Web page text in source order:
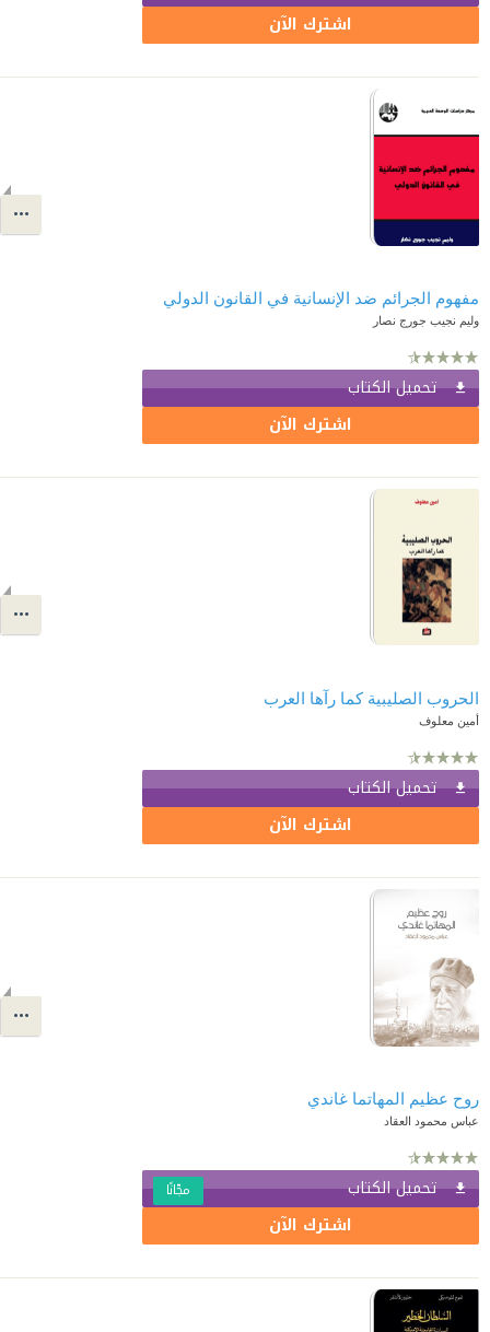
اشترك الآن
مفهوم الجرائم ضد الإنسانية في القانون الدولي
وليم نجيب جورج نصار
تحميل الكتاب
اشترك الآن
الحروب الصليبية كما رآها العرب
أمين معلوف
تحميل الكتاب
اشترك الآن
روح عظيم المهاتما غاندي
عباس محمود العقاد
تحميل الكتاب مجّانًا
اشترك الآن